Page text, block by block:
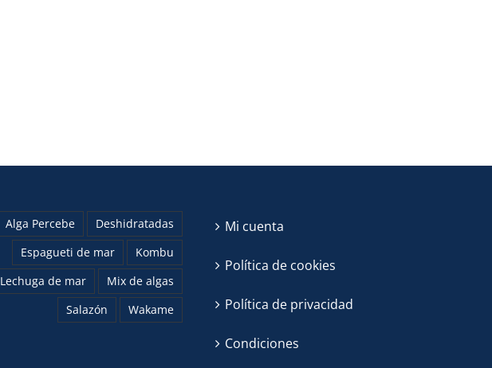
Alga Percebe
Deshidratadas
Espagueti de mar
Kombu
Lechuga de mar
Mix de algas
Salazón
Wakame
Mi cuenta
Política de cookies
Política de privacidad
Condiciones